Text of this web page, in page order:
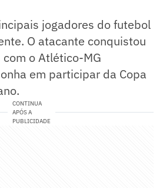
jogadores do futebol
O atacante conquistou
o Atlético-MG
em participar da Copa
CONTINUA
APÓS A
PUBLICIDADE